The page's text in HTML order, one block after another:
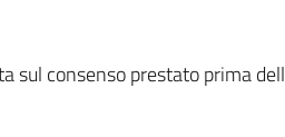
sul consenso prestato prima